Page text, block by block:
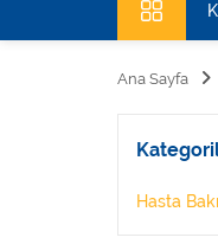
Ana Sayfa
Hasta